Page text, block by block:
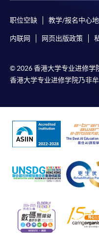
职位空缺 教学/报名中心
内联网 网页出版政策
© 2026 香港大学专业进修学
香港大学专业进修学院乃非